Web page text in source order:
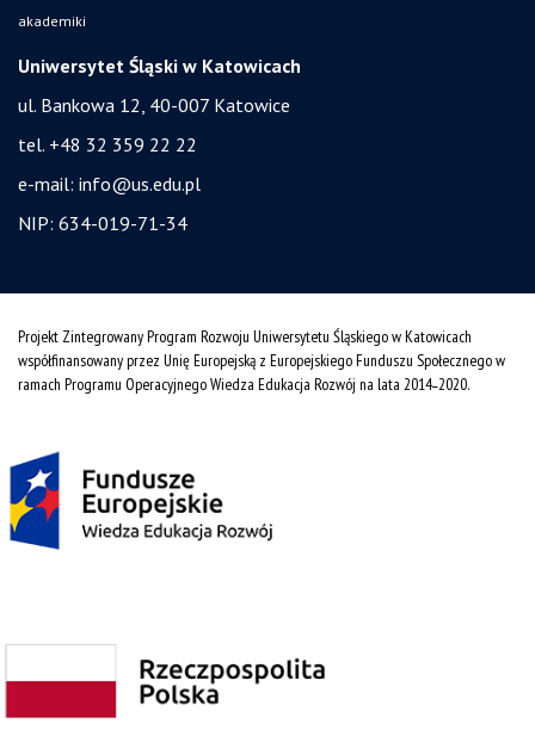
akademiki
Uniwersytet Śląski w Katowicach
ul. Bankowa 12, 40-007 Katowice
tel. +48 32 359 22 22
e-mail: info@us.edu.pl
NIP: 634-019-71-34
Projekt Zintegrowany Program Rozwoju Uniwersytetu Śląskiego w Katowicach
współfinansowany przez Unię Europejską z Europejskiego Funduszu Społecznego w
ramach Programu Operacyjnego Wiedza Edukacja Rozwój na lata 2014˗2020.